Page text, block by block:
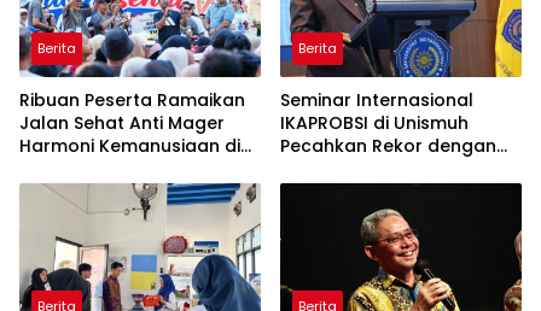
Berita
Ribuan Peserta Ramaikan
Jalan Sehat Anti Mager
Harmoni Kemanusiaan di
Berita
Seminar Internasional
IKAPROBSI di Unismuh
Pecahkan Rekor dengan
Berita Berita